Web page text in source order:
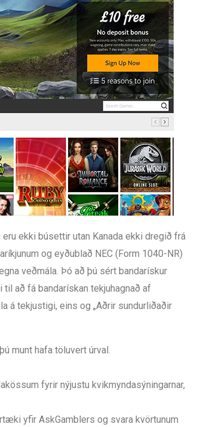
ekki búsettir utan Kanada ekki dregið frá
og eyðublað NEC (Form 1040-NR)
veðmála. Þó að þú sért bandarískur
að fá bandarískan tekjuhagnað af
á tekjustigi, eins og „Aðrir sundurliðaðir
munt hafa töluvert úrval.
fyrir nýjustu kvikmyndasýningarnar,
yfir AskGamblers og svara kvörtunum